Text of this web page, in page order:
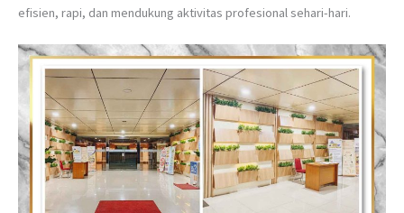
efisien, rapi, dan mendukung aktivitas profesional sehari-hari.